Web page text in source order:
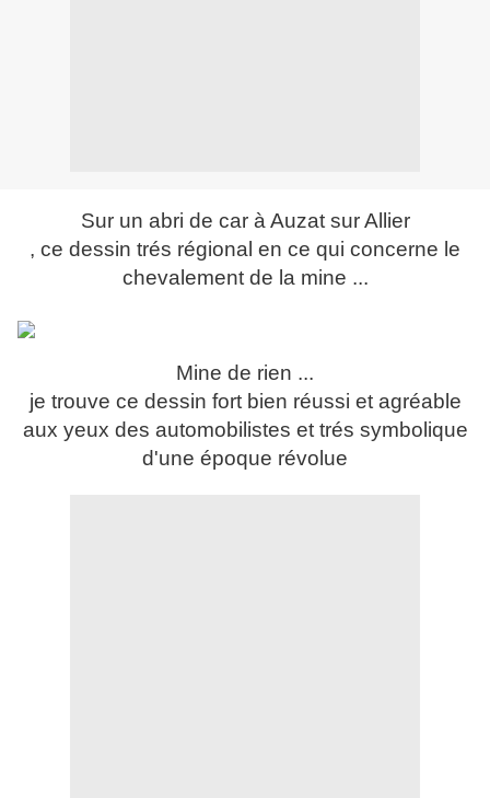
Sur un abri de car à Auzat sur Allier
, ce dessin trés régional en ce qui concerne le
chevalement de la mine ...
Mine de rien ...
je trouve ce dessin fort bien réussi et agréable
aux yeux des automobilistes et trés symbolique
d'une époque révolue